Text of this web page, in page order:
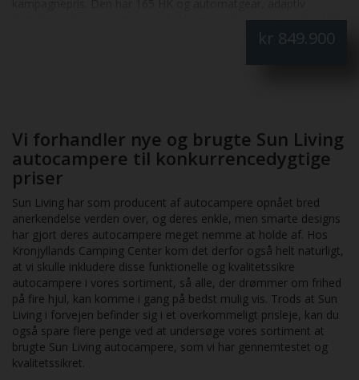
Effektiv mørklægning og øget
Badeværelse med separat brusemulighed:
Motor:165 HK diesel
Gear:Automatgear
Længde:
Bredde:
Højde:ca. 287 cm
Totalvægt:3.500 kg (kan opvejes til 4.100 kg)
Varme:Truma Combi 6E (gas/el)
Praktisk anvendelse
Sun Living S72 DL er ideel til campister, der ønsker en
komfortabel og køreklar løsning til både weekendture og
længere ferier. Den kraftige motor og automatgear gør den
særligt velegnet til lange strækninger og skiftende terræn, mens
indretningen med separate senge og fuldt badeværelse gør den
fartpilot, radio, navigation og bakkamera. Kan vejes op til 4.100
kg. Sun Living S75 SL har 5 selepladser og 5 sovepladser,
køleskab, indgangsdør med vindue, myggenet og centrallås.
moms 4.645,-
kr 849.900
Vi forhandler nye og brugte Sun Living
autocampere til konkurrencedygtige
priser
Sun Living har som producent af autocampere opnået bred
anerkendelse verden over, og deres enkle, men smarte designs
har gjort deres autocampere meget nemme at holde af. Hos
Kronjyllands Camping Center kom det derfor også helt naturligt,
at vi skulle inkludere disse funktionelle og kvalitetssikre
autocampere i vores sortiment, så alle, der drømmer om frihed
på fire hjul, kan komme i gang på bedst mulig vis. Trods at Sun
Living i forvejen befinder sig i et overkommeligt prisleje, kan du
også spare flere penge ved at undersøge vores sortiment at
brugte Sun Living autocampere, som vi har gennemtestet og
kvalitetssikret.